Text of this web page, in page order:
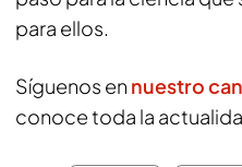
para ellos.
Síguenos en nuestro
conoce toda la